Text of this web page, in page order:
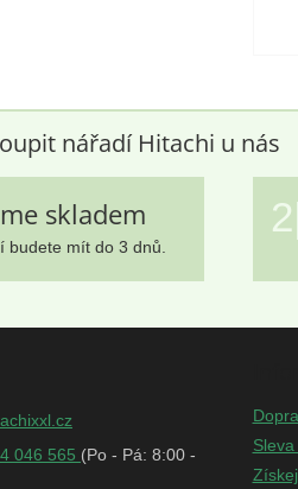
nářadí Hitachi u nás
skladem
budete mít do 3 dnů.
046 565